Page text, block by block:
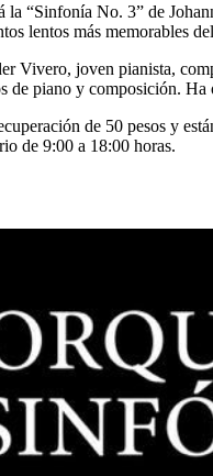
la “Sinfonía No. 3” de
lentos más memorables
Vivero, joven pianista,
de piano y composición.
de 50 pesos y
de 9:00 a 18:00 horas.